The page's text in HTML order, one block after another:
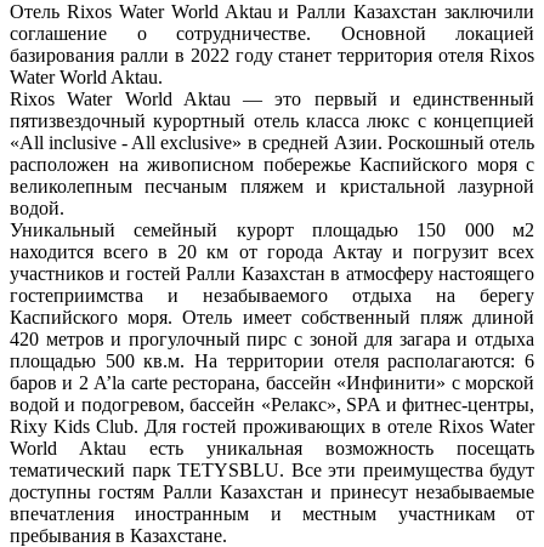
Отель Rixos Water World Aktau и Ралли Казахстан заключили
соглашение о сотрудничестве. Основной локацией
базирования ралли в 2022 году станет территория отеля Rixos
Water World Aktau.
Rixos Water World Aktau — это первый и единственный
пятизвездочный курортный отель класса люкс с концепцией
«All inclusive - All exclusive» в средней Азии. Роскошный отель
расположен на живописном побережье Каспийского моря с
великолепным песчаным пляжем и кристальной лазурной
водой.
Уникальный семейный курорт площадью 150 000 м2
находится всего в 20 км от города Актау и погрузит всех
участников и гостей Ралли Казахстан в атмосферу настоящего
гостеприимства и незабываемого отдыха на берегу
Каспийского моря. Отель имеет собственный пляж длиной
420 метров и прогулочный пирс с зоной для загара и отдыха
площадью 500 кв.м. На территории отеля располагаются: 6
баров и 2 A’la carte ресторана, бассейн «Инфинити» с морской
водой и подогревом, бассейн «Релакс», SPA и фитнес-центры,
Rixy Kids Club. Для гостей проживающих в отеле Rixos Water
World Aktau есть уникальная возможность посещать
тематический парк TETYSBLU. Все эти преимущества будут
доступны гостям Ралли Казахстан и принесут незабываемые
впечатления иностранным и местным участникам от
пребывания в Казахстане.